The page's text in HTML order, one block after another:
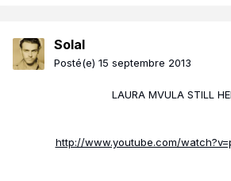
Solal
Posté(e) 15 septembre 2013
LAURA MVULA STILL
http://www.youtube.com/